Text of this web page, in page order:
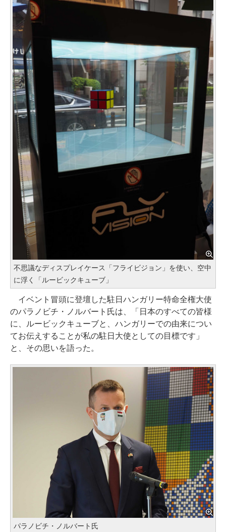
不思議なディスプレイケース「フライビジョン」を使い、空中
に浮く「ルービックキューブ」
イベント冒頭に登壇した駐日ハンガリー特命全権大使
のパラノビチ・ノルバート氏は、「日本のすべての皆様
に、ルービックキューブと、ハンガリーでの由来につい
てお伝えすることが私の駐日大使としての目標です」
と、その思いを語った。
パラノビチ・ノルバート氏